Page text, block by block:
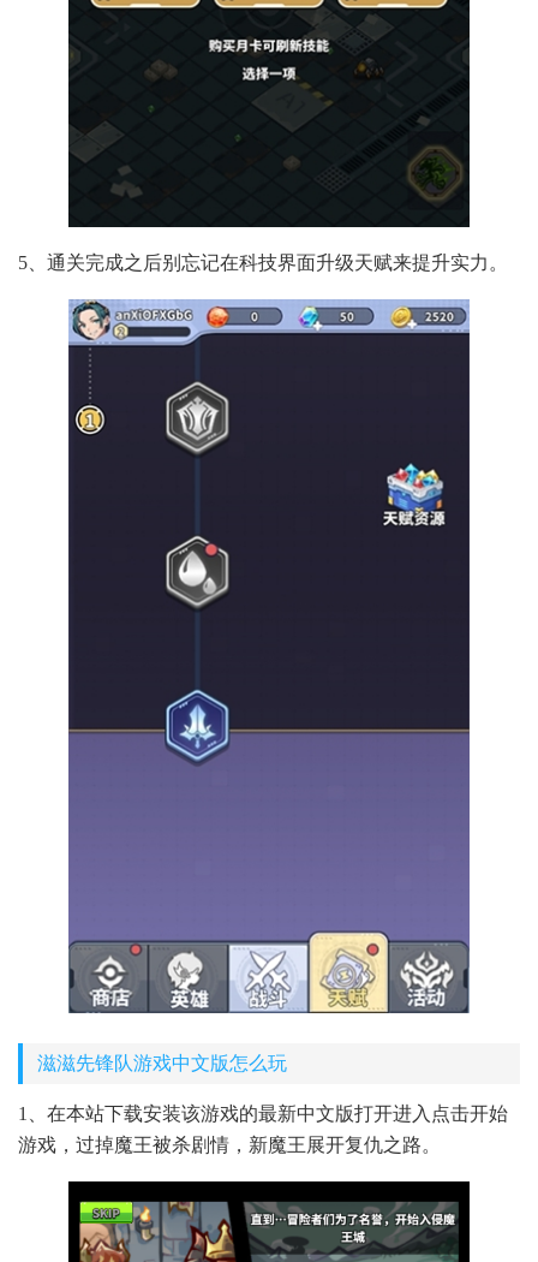
5、通关完成之后别忘记在科技界面升级天赋来提升实力。
滋滋先锋队游戏中文版怎么玩
1、在本站下载安装该游戏的最新中文版打开进入点击开始
游戏，过掉魔王被杀剧情，新魔王展开复仇之路。